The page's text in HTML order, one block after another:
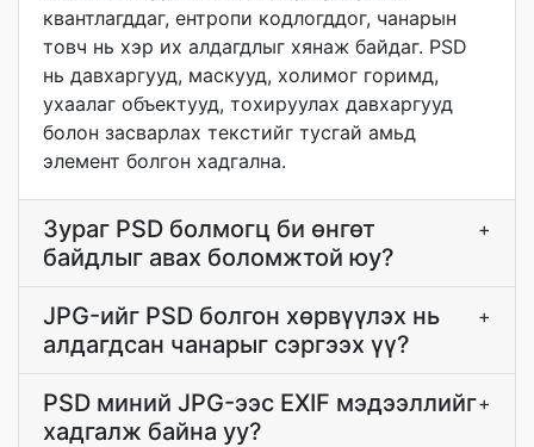
квантлагддаг, ентропи кодлогддог, чанарын
товч нь хэр их алдагдлыг хянаж байдаг. PSD
нь давхаргууд, маскууд, холимог горимд,
ухаалаг объектууд, тохируулах давхаргууд
болон засварлах текстийг тусгай амьд
элемент болгон хадгална.
Зураг PSD болмогц би өнгөт
байдлыг авах боломжтой юу?
+
JPG-ийг PSD болгон хөрвүүлэх нь
алдагдсан чанарыг сэргээх үү?
+
PSD миний JPG-ээс EXIF мэдээллийг
хадгалж байна уу?
+